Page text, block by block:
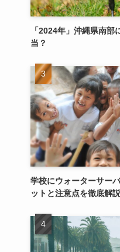
「2024年」沖縄県南
当？
学校にウォーターサー
ットと注意点を徹底解説